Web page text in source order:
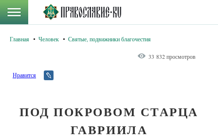
Главная Человек Святые, подвижники благочестия
33 832 просмотров
Нравится
ПОД ПОКРОВОМ СТАРЦА
ГАВРИИЛА